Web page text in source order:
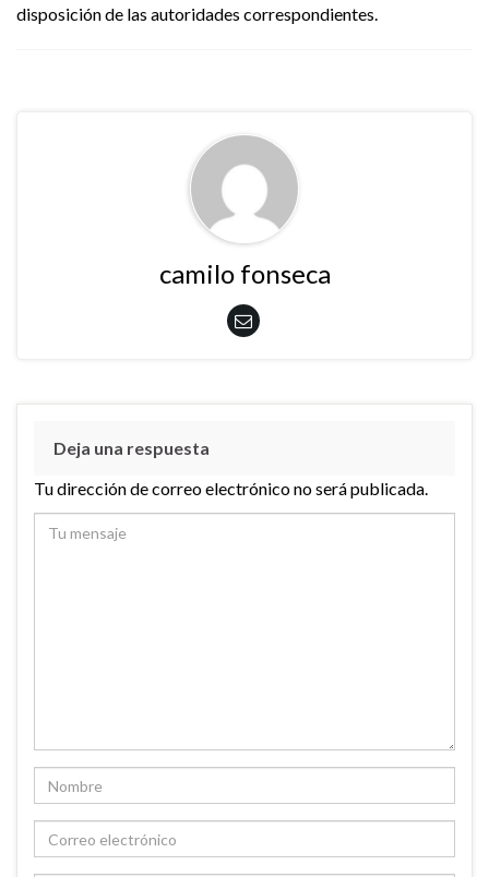
disposición de las autoridades correspondientes.
camilo fonseca
Deja una respuesta
Tu dirección de correo electrónico no será publicada.